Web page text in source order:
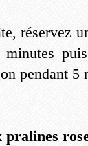
réservez
minutes
pendant 5